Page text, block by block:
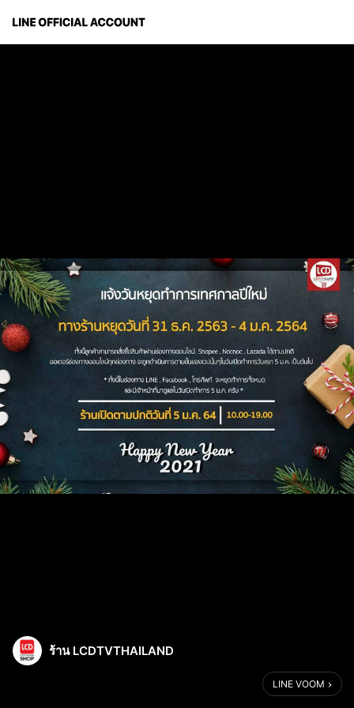
ร้าน LCDTVTHAILAND
LINE VOOM